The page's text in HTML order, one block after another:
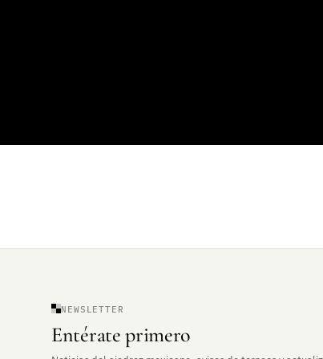
NEWSLETTER
Entérate primero